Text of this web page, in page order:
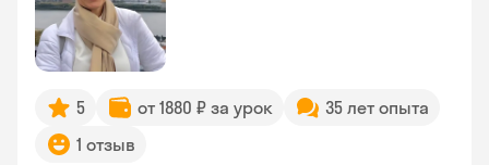
5 от 1880 ₽ за урок
35 лет опыта
1 отзыв